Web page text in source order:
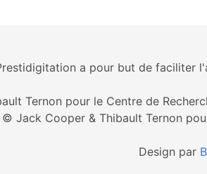
a pour but de faciliter
Ternon pour le Centre de
© Jack Cooper & Thibault Ternon
Design par